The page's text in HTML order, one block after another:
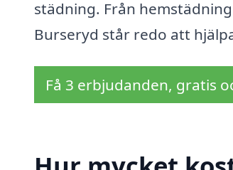
städning. Från
Burseryd står redo att
Få 3 erbjudanden, gratis